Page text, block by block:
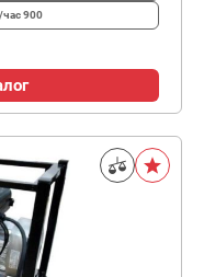
час900